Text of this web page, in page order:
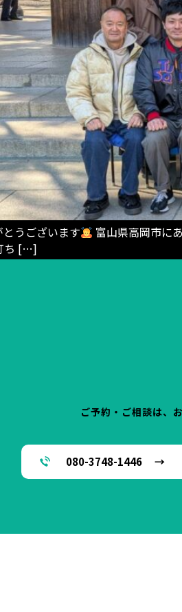
うございます 富山県高岡市に
ち […]
ご予約・ご相談は、
080-3748-1446 →